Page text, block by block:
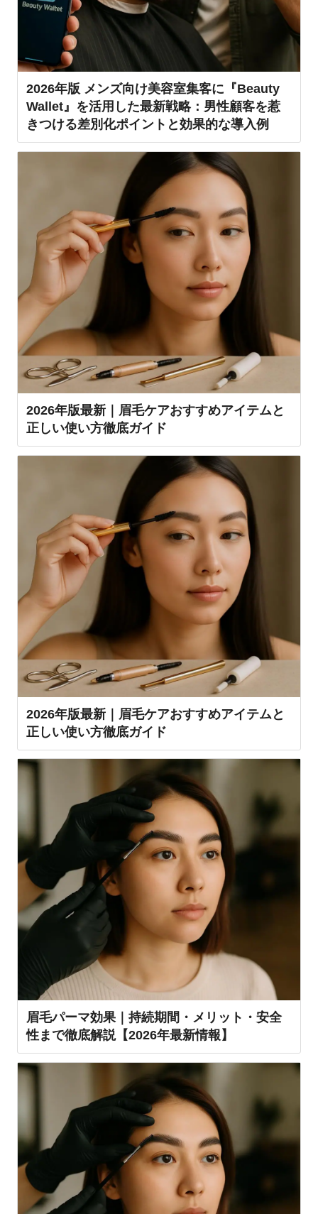
2026年版 メンズ向け美容室集客に『Beauty
Wallet』を活用した最新戦略：男性顧客を惹
きつける差別化ポイントと効果的な導入例
2026年版最新｜眉毛ケアおすすめアイテムと
正しい使い方徹底ガイド
2026年版最新｜眉毛ケアおすすめアイテムと
正しい使い方徹底ガイド
眉毛パーマ効果｜持続期間・メリット・安全
性まで徹底解説【2026年最新情報】